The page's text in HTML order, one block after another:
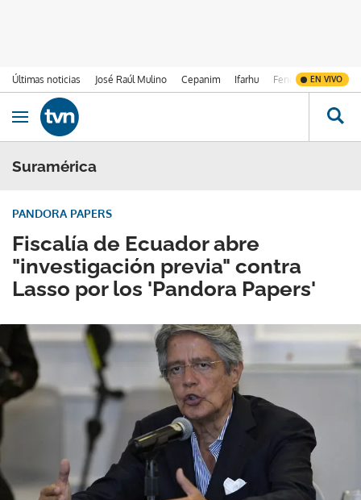
Últimas noticias José Raúl Mulino Cepanim Ifarhu Fenómeno de El
EN VIVO
Ir al contenido
Obrir navegació
Suramérica
Fiscalía de Ecuador abre
"investigación previa" contra
Lasso por los 'Pandora Papers'
PANDORA PAPERS